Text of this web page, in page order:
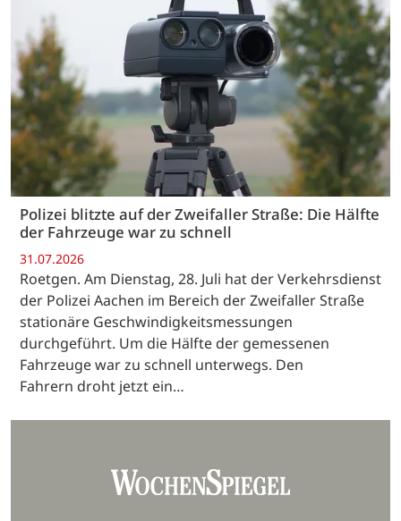
Polizei blitzte auf der Zweifaller Straße: Die Hälfte
der Fahrzeuge war zu schnell
31.07.2026
Roetgen. Am Dienstag, 28. Juli hat der Verkehrsdienst
der Polizei Aachen im Bereich der Zweifaller Straße
stationäre Geschwindigkeitsmessungen
durchgeführt. Um die Hälfte der gemessenen
Fahrzeuge war zu schnell unterwegs. Den
Fahrern droht jetzt ein…